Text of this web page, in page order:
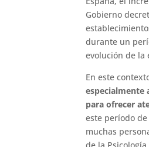
Gobierno
durante un
evolución de la
En este
especialmente
para ofrecer
este período
muchas
de la